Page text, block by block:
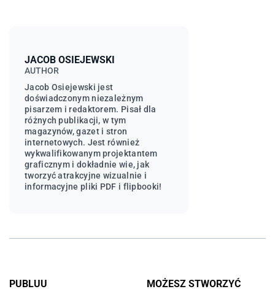
JACOB OSIEJEWSKI
AUTHOR
Jacob Osiejewski jest
doświadczonym niezależnym
pisarzem i redaktorem. Pisał dla
różnych publikacji, w tym
magazynów, gazet i stron
internetowych. Jest również
wykwalifikowanym projektantem
graficznym i dokładnie wie, jak
tworzyć atrakcyjne wizualnie i
informacyjne pliki PDF i flipbooki!
PUBLUU MOŻESZ STWORZYĆ